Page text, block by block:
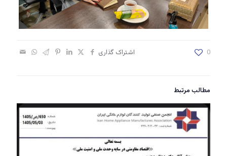
اشتراک گذاری 0
مطالب مرتبط